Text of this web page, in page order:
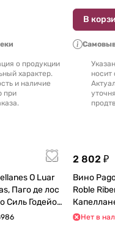
о продукции
характер.
и наличие
при
В
носит
O Luar
Паго де лос
Силь Годейо
мл
2 802 ₽
Вино
Roble
млНет в